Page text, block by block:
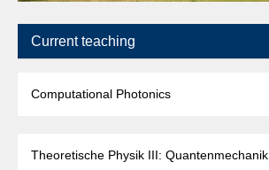
Current teaching
Computational Photonics
Theoretische Physik III: Quantenmechanik